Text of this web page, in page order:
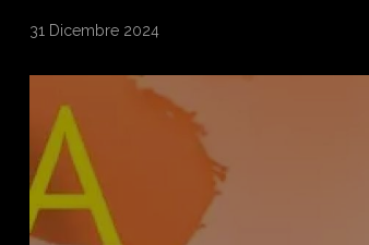
31 Dicembre 2024